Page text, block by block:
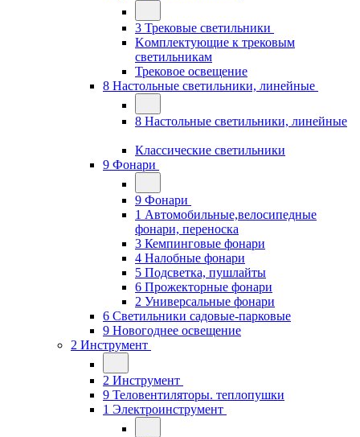
3 Трековые светильники
Kомплектующие к трековым
светильникам
Трековое освещение
8 Настольные светильники, линейные
8 Настольные светильники, линейные
Классические светильники
9 Фонари
9 Фонари
1 Автомобильные,велосипедные
фонари, переноска
3 Кемпинговые фонари
4 Налобные фонари
5 Подсветка, пушлайты
6 Прожекторные фонари
2 Универсальные фонари
6 Светильники садовые-парковые
9 Новогоднее освещение
2 Инструмент
2 Инструмент
9 Теловентиляторы. теплопушки
1 Электроинструмент